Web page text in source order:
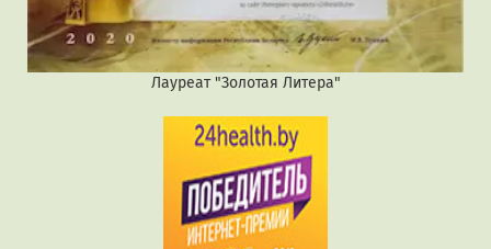
Лауреат "Золотая Литера"